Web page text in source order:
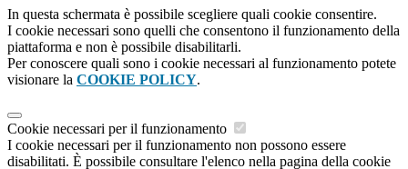
In questa schermata è possibile scegliere quali cookie consentire.
I cookie necessari sono quelli che consentono il funzionamento della
piattaforma e non è possibile disabilitarli.
Per conoscere quali sono i cookie necessari al funzionamento potete
visionare la COOKIE POLICY.
Cookie necessari per il funzionamento
I cookie necessari per il funzionamento non possono essere
disabilitati. È possibile consultare l'elenco nella pagina della cookie